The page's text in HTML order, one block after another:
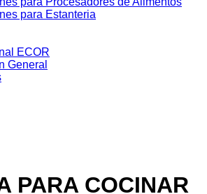
para Estanteria
ECOR
General
PARA COCINAR